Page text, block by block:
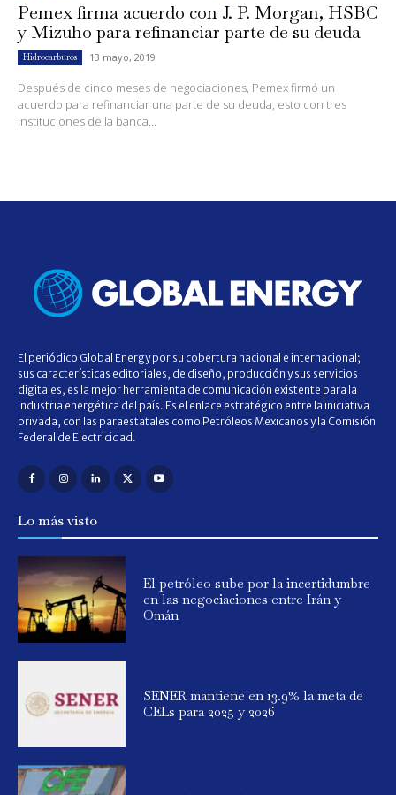
Pemex firma acuerdo con J. P. Morgan, HSBC
y Mizuho para refinanciar parte de su deuda
Hidrocarburos 13 mayo, 2019
Después de cinco meses de negociaciones, Pemex firmó un
acuerdo para refinanciar una parte de su deuda, esto con tres
instituciones de la banca...
El periódico Global Energy por su cobertura nacional e internacional;
sus características editoriales, de diseño, producción y sus servicios
digitales, es la mejor herramienta de comunicación existente para la
industria energética del país. Es el enlace estratégico entre la iniciativa
privada, con las paraestatales como Petróleos Mexicanos y la Comisión
Federal de Electricidad.
Lo más visto
El petróleo sube por la incertidumbre
en las negociaciones entre Irán y
Omán
SENER mantiene en 13.9% la meta de
CELs para 2025 y 2026